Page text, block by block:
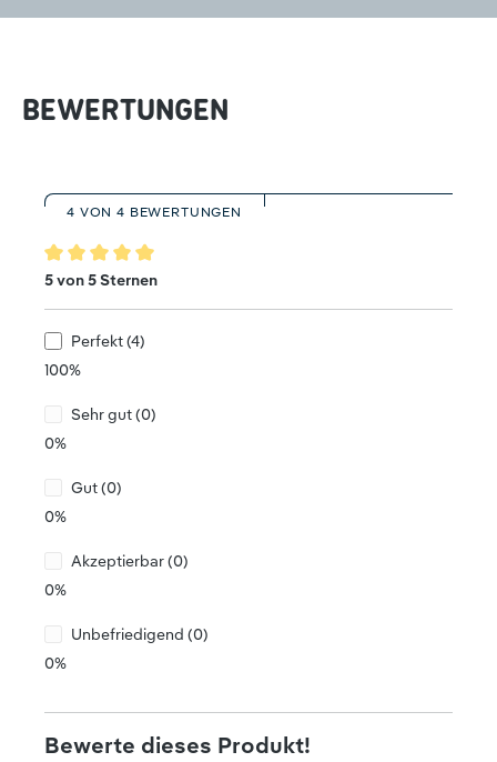
BEWERTUNGEN
4 VON 4 BEWERTUNGEN
Durchschnittliche Bewertung von 5 von 5 Sternen
5 von 5 Sternen
Perfekt (4)
100%
Sehr gut (0)
0%
Gut (0)
0%
Akzeptierbar (0)
0%
Unbefriedigend (0)
0%
Bewerte dieses Produkt!